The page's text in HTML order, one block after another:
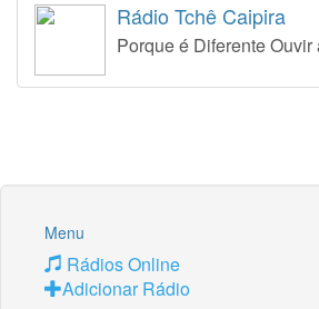
Rádio Tchê Caipira
Porque é Diferente Ouvir
Menu
Rádios Online
Adicionar Rádio